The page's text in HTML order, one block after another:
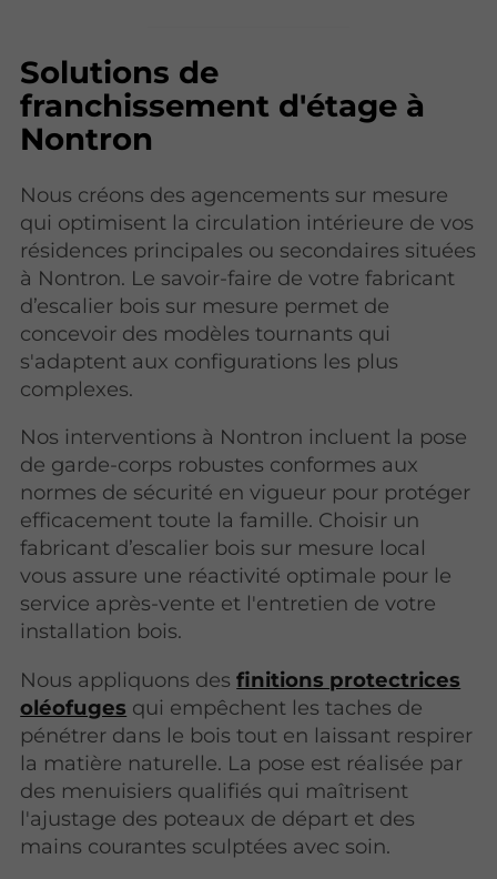
Solutions de
franchissement d'étage à
Nontron
Nous créons des agencements sur mesure
qui optimisent la circulation intérieure de vos
résidences principales ou secondaires situées
à Nontron. Le savoir-faire de votre fabricant
d’escalier bois sur mesure permet de
concevoir des modèles tournants qui
s'adaptent aux configurations les plus
complexes.
Nos interventions à Nontron incluent la pose
de garde-corps robustes conformes aux
normes de sécurité en vigueur pour protéger
efficacement toute la famille. Choisir un
fabricant d’escalier bois sur mesure local
vous assure une réactivité optimale pour le
service après-vente et l'entretien de votre
installation bois.
Nous appliquons desfinitions protectrices
oléofuges qui empêchent les taches de
pénétrer dans le bois tout en laissant respirer
la matière naturelle. La pose est réalisée par
des menuisiers qualifiés qui maîtrisent
l'ajustage des poteaux de départ et des
mains courantes sculptées avec soin.